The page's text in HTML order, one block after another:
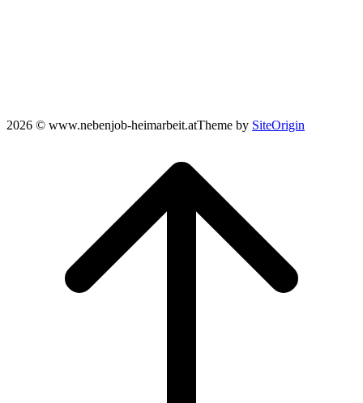
2026 © www.nebenjob-heimarbeit.atTheme by SiteOrigin